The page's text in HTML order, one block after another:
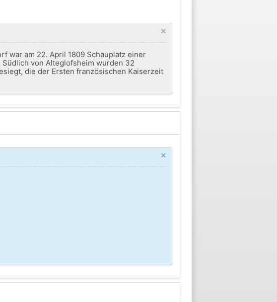
×
war am 22. April 1809 Schauplatz einer
von Alteglofsheim wurden 32
die der Ersten französischen Kaiserzeit
×